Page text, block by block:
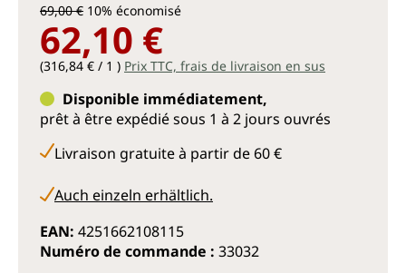
69,00 € 10% économisé
62,10 €
(316,84 € / 1 ) Prix TTC, frais de livraison en sus
Disponible immédiatement,
prêt à être expédié sous 1 à 2 jours ouvrés
Livraison gratuite à partir de 60 €
Auch einzeln erhältlich.
EAN: 4251662108115
Numéro de commande : 33032